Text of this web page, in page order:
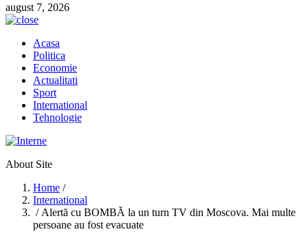
august 7, 2026
Acasa
Politica
Economie
Actualitati
Sport
International
Tehnologie
About Site
Home /
International
/ Alertă cu BOMBĂ la un turn TV din Moscova. Mai multe
persoane au fost evacuate